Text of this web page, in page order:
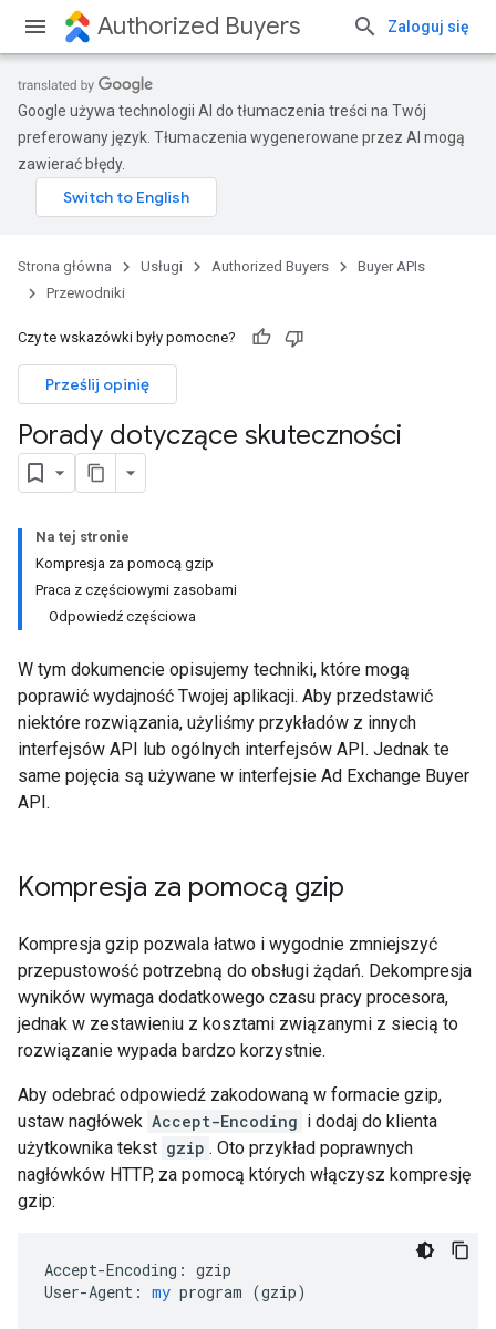
Authorized Buyers Zaloguj się
Google używa technologii AI do tłumaczenia treści na Twój
preferowany język. Tłumaczenia wygenerowane przez AI mogą
zawierać błędy.
Strona główna Usługi Authorized Buyers
Buyer APIs
Przewodniki
Czy te wskazówki były pomocne?
Prześlij opinię
Porady dotyczące skuteczności
Na tej stronie
Kompresja za pomocą gzip
Praca z częściowymi zasobami
Odpowiedź częściowa
W tym dokumencie opisujemy techniki, które mogą
poprawić wydajność Twojej aplikacji. Aby przedstawić
niektóre rozwiązania, użyliśmy przykładów z innych
interfejsów API lub ogólnych interfejsów API. Jednak te
same pojęcia są używane w interfejsie Ad Exchange Buyer
API.
Kompresja za pomocą gzip
Kompresja gzip pozwala łatwo i wygodnie zmniejszyć
przepustowość potrzebną do obsługi żądań. Dekompresja
wyników wymaga dodatkowego czasu pracy procesora,
jednak w zestawieniu z kosztami związanymi z siecią to
rozwiązanie wypada bardzo korzystnie.
Aby odebrać odpowiedź zakodowaną w formacie gzip,
ustaw nagłówek Accept-Encoding i dodaj do klienta
użytkownika tekst gzip . Oto przykład poprawnych
nagłówków HTTP, za pomocą których włączysz kompresję
gzip:
Accept-Encoding: gzip
User-Agent: my program (gzip)